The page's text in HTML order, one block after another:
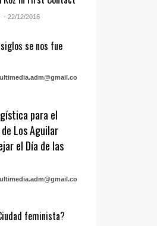
- 22/12/2016
se nos fue
para el
Los Aguilar
el Día de las
feminista?